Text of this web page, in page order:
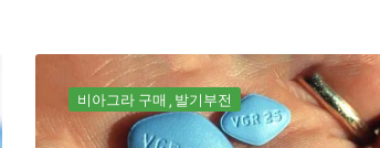
비아그라 구매 발기부전